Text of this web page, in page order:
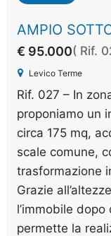
AMPIO
€ 95.000( Rif.
Levico Terme
Rif. 027 – In
proponiamo un
circa 175 mq,
scale comune,
trasformazione
Grazie
l’immobile
permette la